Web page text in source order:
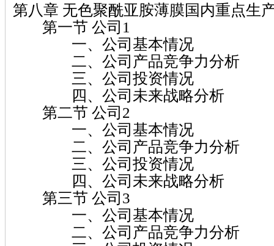
第八章 无色聚酰亚胺薄膜国内重点生
第一节 公司1
一、公司基本情况
二、公司产品竞争力分析
三、公司投资情况
四、公司未来战略分析
第二节 公司2
一、公司基本情况
二、公司产品竞争力分析
三、公司投资情况
四、公司未来战略分析
第三节 公司3
一、公司基本情况
二、公司产品竞争力分析